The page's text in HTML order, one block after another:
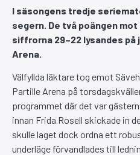
I säsongens tredje
segern. De två poängen
siffrorna 29–22 lysandes
Arena.
Välfyllda läktare tog emot
Partille Arena på
programmet där det var
innan Frida Rosell skickade in
skulle laget dock ordna ett
underläge förvandlades till